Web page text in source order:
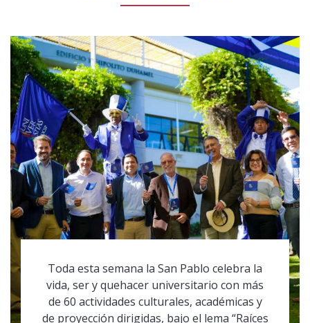
Toda esta semana la San Pablo celebra la
vida, ser y quehacer universitario con más
de 60 actividades culturales, académicas y
de proyección dirigidas, bajo el lema “Raíces